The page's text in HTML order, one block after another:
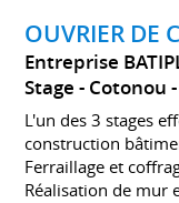
OUVRIER DE
Entreprise
Stage
Cotonou
L'un des 3 stages
construction
Ferraillage et
Réalisation de mur